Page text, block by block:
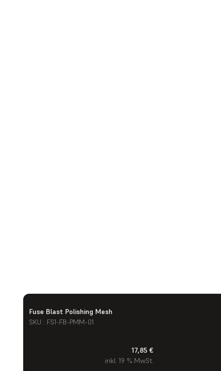
Fuse Blast Polishing Mesh
SKU : FS1-FB-PMM-01
17,85 €
inkl. 19 % MwSt.